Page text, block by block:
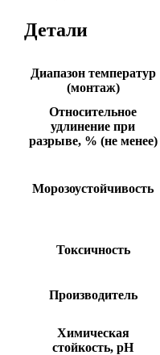
Детали
Диапазон температур
(монтаж)
Относительное
удлинение при
разрыве, % (не менее)
Морозоустойчивость
Токсичность
Производитель
Химическая
стойкость, pH